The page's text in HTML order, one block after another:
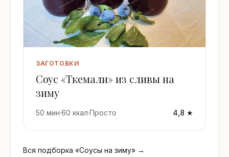
ЗАГОТОВКИ
Соус «Ткемали» из сливы на
зиму
50 мин·60 ккал·Просто 4,8 ★
Вся подборка «Соусы на зиму» →